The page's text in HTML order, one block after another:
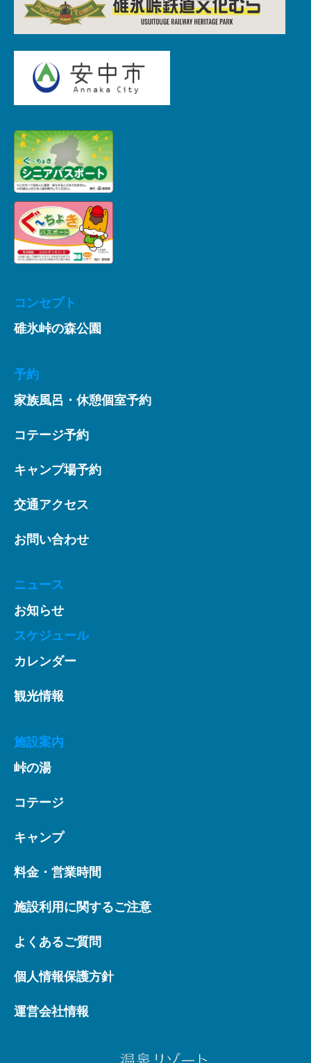
コンセプト
碓氷峠の森公園
予約
家族風呂・休憩個室予約
コテージ予約
キャンプ場予約
交通アクセス
お問い合わせ
ニュース
お知らせ
スケジュール
カレンダー
観光情報
施設案内
峠の湯
コテージ
キャンプ
料金・営業時間
施設利用に関するご注意
よくあるご質問
個人情報保護方針
運営会社情報